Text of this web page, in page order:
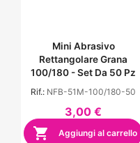
Mini Abrasivo
Rettangolare Grana
100/180 - Set Da 50 Pz
Rif.: NFB-51M-100/180-50
3,00 €
 Aggiungi al carrello